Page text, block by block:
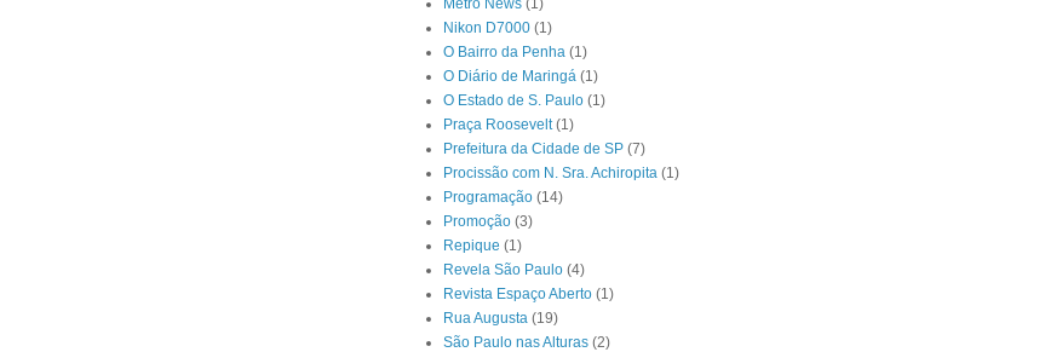
Metrô News (1)
Nikon D7000 (1)
O Bairro da Penha (1)
O Diário de Maringá (1)
O Estado de S. Paulo (1)
Praça Roosevelt (1)
Prefeitura da Cidade de SP (7)
Procissão com N. Sra. Achiropita (1)
Programação (14)
Promoção (3)
Repique (1)
Revela São Paulo (4)
Revista Espaço Aberto (1)
Rua Augusta (19)
São Paulo nas Alturas (2)